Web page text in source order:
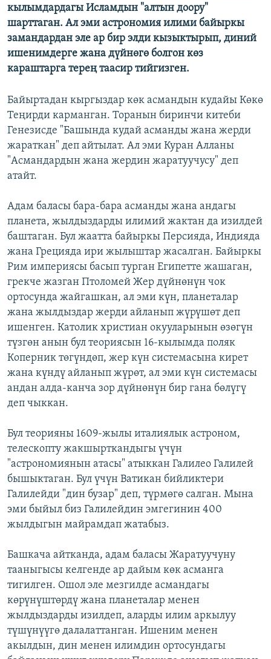
кылымдардагы Исламдын "алтын доору"
шарттаган. Ал эми астрономия илими байыркы
замандардан эле ар бир элди кызыктырып, диний
ишенимдерге жана дүйнөгө болгон көз
караштарга терең таасир тийгизген.
Байыртадан кыргыздар көк асмандын кудайы Көкө
Теңирди карманган. Торанын биринчи китеби
Генезисде "Башында кудай асманды жана жерди
жараткан" деп айтылат. Ал эми Куран Алланы
"Асмандардын жана жердин жаратуучусу" деп
атайт.
Адам баласы бара-бара асманды жана андагы
планета, жылдыздарды илимий жактан да изилдей
баштаган. Бул жаатта байыркы Персияда, Индияда
жана Грецияда ири жылыштар жасалган. Байыркы
Рим империясы басып турган Египетте жашаган,
грекче жазган Птоломей Жер дүйнөнүн чок
ортосунда жайгашкан, ал эми күн, планеталар
жана жылдыздар жерди айланып жүрүшөт деп
ишенген. Католик христиан окууларынын өзөгүн
түзгөн анын бул теориясын 16-кылымда поляк
Коперник төгүндөп, жер күн системасына кирет
жана күндү айланып жүрөт, ал эми күн системасы
андан алда-канча зор дүйнөнүн бир гана бөлүгү
деп чыккан.
Бул теорияны 1609-жылы италиялык астроном,
телескопту жакшырткандыгы үчүн
"астрономиянын атасы" атыккан Галилео Галилей
бышыктаган. Бул үчүн Ватикан бийликтери
Галилейди "дин бузар" деп, түрмөгө салган. Мына
эми быйыл биз Галилейдин эмгегинин 400
жылдыгын майрамдап жатабыз.
Башкача айтканда, адам баласы Жаратуучуну
тааныгысы келгенде ар дайым көк асманга
тигилген. Ошол эле мезгилде асмандагы
көрүнүштөрдү жана планеталар менен
жылдыздарды изилдеп, аларды илим аркылуу
түшүнүүгө далалаттанган. Ишеним менен
акылдын, дин менен илимдин ортосундагы